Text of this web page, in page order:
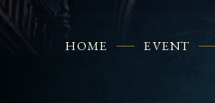
HOME EVENT